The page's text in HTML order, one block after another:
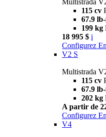
Multistrada
115 cv
67.9
199 kg
18 995 $ i
Configurez
V2 S
Multistrada
115 cv
67.9
202 kg
A partir de
Configurez
V4